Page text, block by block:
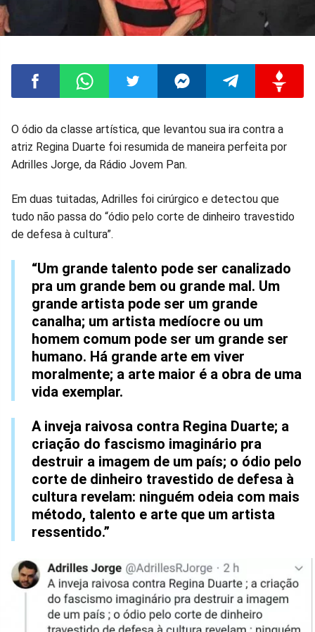
Compartilhar
no
Facebook
Compartilhar
no
Whatsapp
Compartilhar
no
Twitter
Compartilhar
no
Messenger
Compartilhar
TelegramGettr
O ódio da classe artística, que levantou sua ira contra a
atriz Regina Duarte foi resumida de maneira perfeita por
Adrilles Jorge, da Rádio Jovem Pan.
Em duas tuitadas, Adrilles foi cirúrgico e detectou que
tudo não passa do “ódio pelo corte de dinheiro travestido
de defesa à cultura”.
“Um grande talento pode ser canalizado
pra um grande bem ou grande mal. Um
grande artista pode ser um grande
canalha; um artista medíocre ou um
homem comum pode ser um grande ser
humano. Há grande arte em viver
moralmente; a arte maior é a obra de uma
vida exemplar.
A inveja raivosa contra Regina Duarte; a
criação do fascismo imaginário pra
destruir a imagem de um país; o ódio pelo
corte de dinheiro travestido de defesa à
cultura revelam: ninguém odeia com mais
método, talento e arte que um artista
ressentido.”